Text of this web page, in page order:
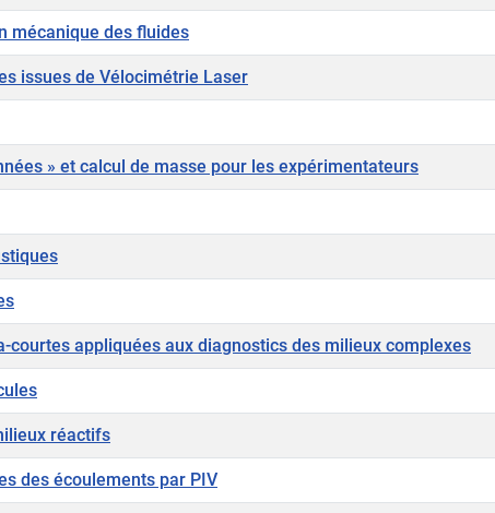
mécanique des fluides
issues de Vélocimétrie Laser
» et calcul de masse pour les expérimentateurs
courtes appliquées aux diagnostics des milieux complexes
réactifs
des écoulements par PIV